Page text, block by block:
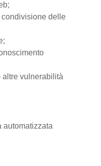
delle
altre vulnerabilità
automatizzata